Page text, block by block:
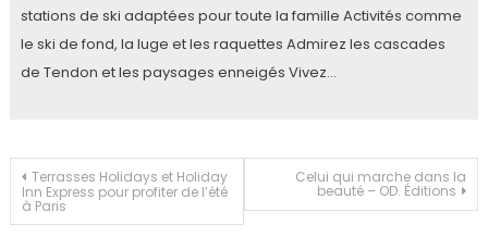
stations de ski adaptées pour toute la famille Activités comme
le ski de fond, la luge et les raquettes Admirez les cascades
de Tendon et les paysages enneigés Vivez…
Navigation
de
Terrasses Holidays et Holiday
Inn Express pour profiter de l’été
à Paris
Celui qui marche dans la
beauté – OD. Éditions